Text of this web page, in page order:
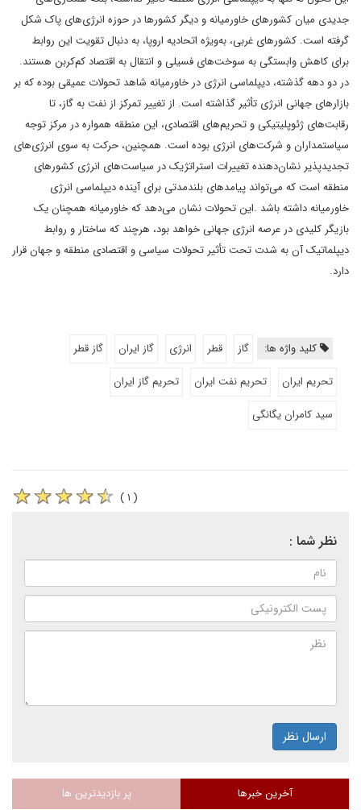
جدیدی میان کشورهای خاورمیانه و دیگر کشورها در حوزه انرژی‌های پاک شکل
گرفته است. کشورهای غربی، به‌ویژه اتحادیه اروپا، به دنبال تقویت این روابط
برای کاهش وابستگی به سوخت‌های فسیلی و انتقال به اقتصاد کم‌کربن هستند.
در دو دهه گذشته، دیپلماسی انرژی در خاورمیانه شاهد تحولات عمیقی بوده که بر
بازارهای جهانی انرژی تأثیر گذاشته است. از تغییر تمرکز از نفت به گاز، تا
رقابت‌های ژئوپلیتیکی و تحریم‌های اقتصادی، این منطقه همواره در مرکز توجه
سیاستمداران و شرکت‌های انرژی بوده است. همچنین، حرکت به سوی انرژی‌های
تجدیدپذیر نشان‌دهنده تغییرات استراتژیک در سیاست‌های انرژی کشورهای
منطقه است که می‌تواند پیامدهای بلندمدتی برای آینده دیپلماسی انرژی
خاورمیانه داشته باشد .این تحولات نشان می‌دهد که خاورمیانه همچنان یک
بازیگر کلیدی در عرصه انرژی جهانی خواهد بود، هرچند که ساختار و روابط
دیپلماتیک آن به شدت تحت تأثیر تحولات سیاسی و اقتصادی منطقه و جهان قرار
دارد.
کلید واژه ها: گاز قطر انرژی گاز ایران
گاز قطر
تحریم ایران
تحریم نفت ایران
تحریم گاز ایران
سید کامران یگانگی
( ۱ )
نظر شما :
ارسال نظر
آخرین خبرها پر بازدیدترین ها